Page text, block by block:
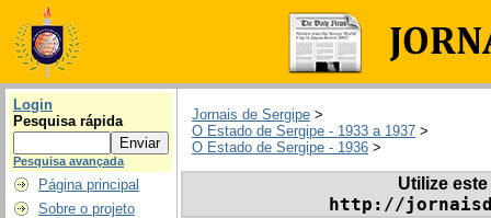
Login
Pesquisa rápida
Pesquisa avançada
Página principal
Sobre o projeto
Jornais de Sergipe >
O Estado de Sergipe - 1933 a 1937 >
O Estado de Sergipe - 1936 >
Utilize
http://